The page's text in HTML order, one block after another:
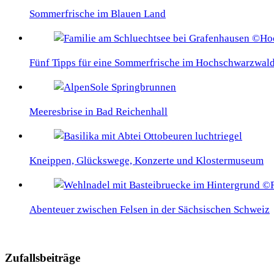
Sommerfrische im Blauen Land
Fünf Tipps für eine Sommerfrische im
Meeresbrise in Bad Reichenhall
Kneippen, Glückswege, Konzerte und Klostermuseum
Abenteuer zwischen Felsen in der Sächsischen Schweiz
Zufallsbeiträge